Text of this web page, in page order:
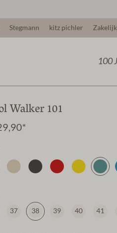
Stegmann kitz pichler
100
Walker 101
37 38 39 40 41